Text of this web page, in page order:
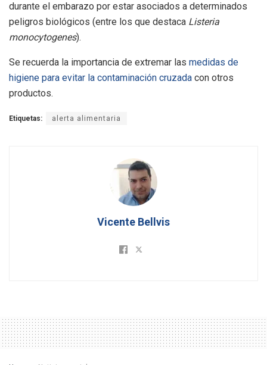
durante el embarazo por estar asociados a determinados
peligros biológicos (entre los que destaca Listeria
monocytogenes).
Se recuerda la importancia de extremar las medidas de
higiene para evitar la contaminación cruzada con otros
productos.
Etiquetas: alerta alimentaria
Vicente Bellvis